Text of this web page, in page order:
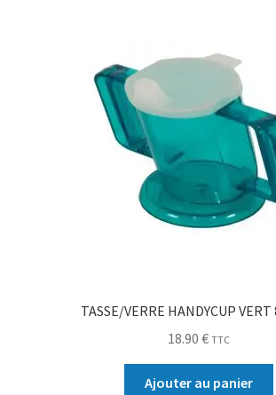
TASSE/VERRE HANDYCUP
18.90 € TTC
Ajouter au panier